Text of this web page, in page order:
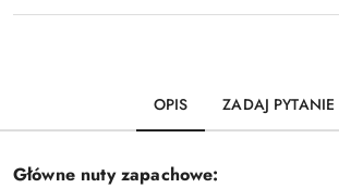
OPIS ZADAJ PYTANIE
Główne nuty zapachowe: